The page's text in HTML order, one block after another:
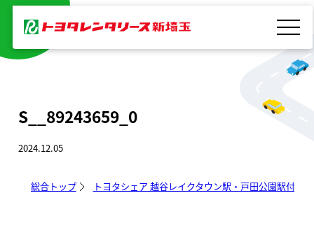
を
S__89243659_0
2024.12.05
総合トップ トヨタシェア 越谷レイクタウン駅・戸田公園駅付近